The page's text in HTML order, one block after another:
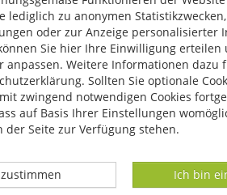
und können mehrere
Mitteleuropas und liefert
überarbeitet und aktualisiert sowie
finden Sie eine Leseprobe.
kontakt@quelle-meyer.de
lediglich zu anonymen
oder zur Anzeige personalisierter
Sie hier Ihre Einwilligung erteilen
anpassen. Weitere Informationen dazu
Sollten Sie optionale
zwingend notwendigen Cookies
auf Basis Ihrer Einstellungen
der Seite zur Verfügung stehen.
Ich bin
-